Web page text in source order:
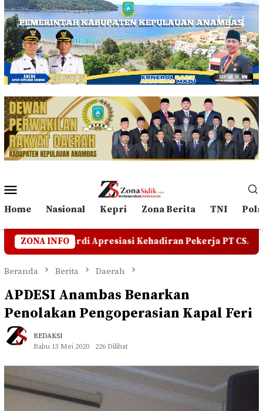
Loncat
ke
konten
Mobile
Home Nasional Kepri Zona Berita TNI
ZONA INFO
Kehadiran Pekerja PT CSA di RDP, Tegaskan Jangan
Beranda Berita Daerah
APDESI Anambas Benarkan
Penolakan Pengoperasian Kapal Feri
REDAKSI
Rabu 13 Mei 2020
226 Dilihat